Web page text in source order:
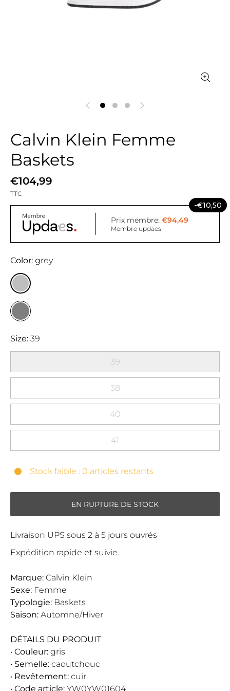
Calvin Klein Femme
Baskets
€104,99
TTC
-€10,50
Prix membre: €94,49
Membre updaes
Color grey
Size 39
39
38
40
41
Stock faible : 0 articles restants
EN RUPTURE DE STOCK
Livraison UPS sous 2 à 5 jours ouvrés
Expédition rapide et suivie.
Marque: Calvin Klein
Sexe: Femme
Typologie: Baskets
Saison: Automne/Hiver
DÉTAILS DU PRODUIT
• Couleur: gris
• Semelle: caoutchouc
• Revêtement: cuir
• Code article: YW0YW01604